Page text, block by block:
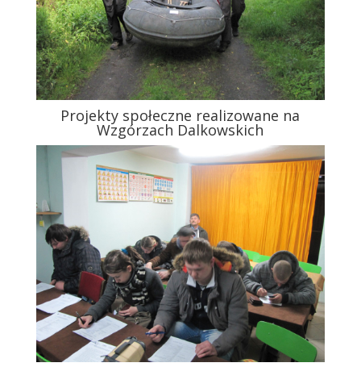
Projekty społeczne realizowane na
Wzgórzach Dalkowskich